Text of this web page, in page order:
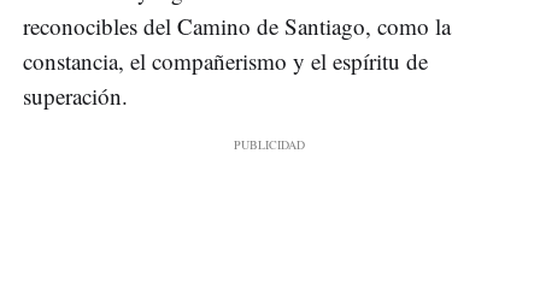
reconocibles del Camino de Santiago, como la
constancia, el compañerismo y el espíritu de
superación.